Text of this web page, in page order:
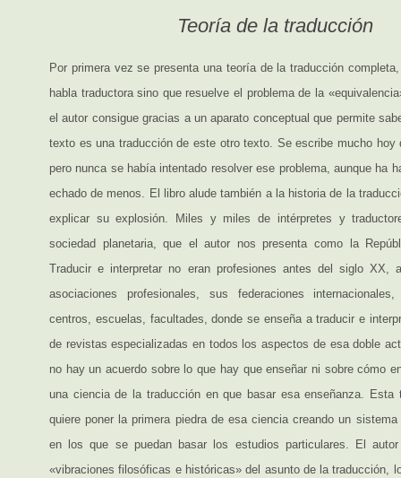
Teoría de la traducción
Por primera vez se presenta una teoría de la traducción
habla traductora sino que resuelve el problema de la
el autor consigue gracias a un aparato conceptual que permite
texto es una traducción de este otro texto. Se escribe mucho hoy
pero nunca se había intentado resolver ese problema, aunque ha
echado de menos. El libro alude también a la historia de la
explicar su explosión. Miles y miles de intérpretes y
sociedad planetaria, que el autor nos presenta como la
Traducir e interpretar no eran profesiones antes del siglo XX,
asociaciones profesionales, sus federaciones
centros, escuelas, facultades, donde se enseña a traducir e
de revistas especializadas en todos los aspectos de esa doble
no hay un acuerdo sobre lo que hay que enseñar ni sobre cómo
una ciencia de la traducción en que basar esa enseñanza. Esta
quiere poner la primera piedra de esa ciencia creando un
en los que se puedan basar los estudios particulares. El
«vibraciones filosóficas e históricas» del asunto de la traducción,